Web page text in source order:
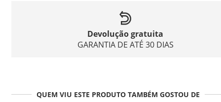
Devolução gratuita
GARANTIA DE ATÉ 30 DIAS
QUEM VIU ESTE PRODUTO TAMBÉM GOSTOU DE